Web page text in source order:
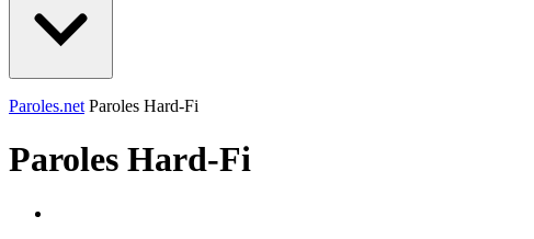
Paroles.net Paroles Hard-Fi
Paroles Hard-Fi